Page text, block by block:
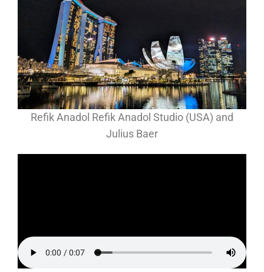
Refik Anadol Refik Anadol Studio (USA) and
Julius Baer